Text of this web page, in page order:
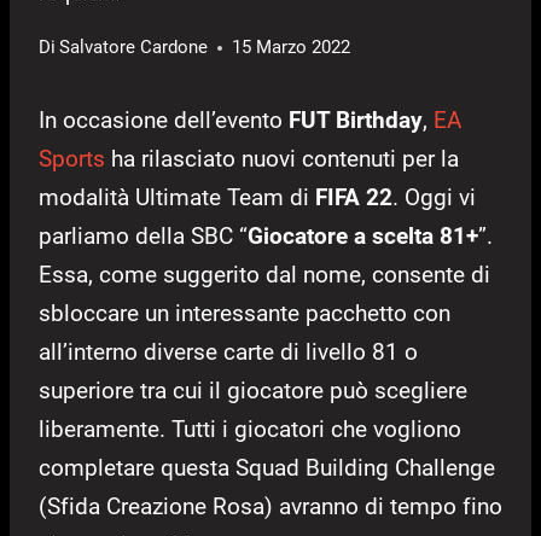
Di Salvatore Cardone 15 Marzo 2022
In occasione dell’evento FUT Birthday, EA
Sports ha rilasciato nuovi contenuti per la
modalità Ultimate Team di FIFA 22. Oggi vi
parliamo della SBC “Giocatore a scelta 81+”.
Essa, come suggerito dal nome, consente di
sbloccare un interessante pacchetto con
all’interno diverse carte di livello 81 o
superiore tra cui il giocatore può scegliere
liberamente. Tutti i giocatori che vogliono
completare questa Squad Building Challenge
(Sfida Creazione Rosa) avranno di tempo fino